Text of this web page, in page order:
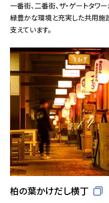
一番街、二番街、ザ・ゲートタワ
緑豊かな環境と充実した共用施
支えています。
柏の葉かけだし横丁